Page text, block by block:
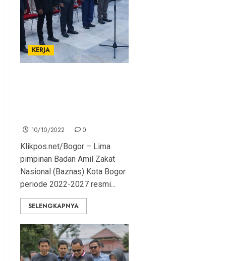
KERJA
10/10/2022 0
Klikpos.net/Bogor – Lima
pimpinan Badan Amil Zakat
Nasional (Baznas) Kota Bogor
periode 2022-2027 resmi...
SELENGKAPNYA